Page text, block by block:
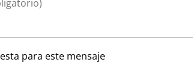
para este mensaje